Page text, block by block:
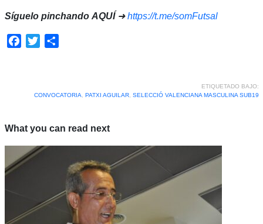
Síguelo pinchando AQUÍ➜https://t.me/somFutsal
Facebook
Twitter
ETIQUETADO BAJO:
CONVOCATORIA, PATXI AGUILAR, SELECCIÓ VALENCIANA MASCULINA SUB19
What you can read next